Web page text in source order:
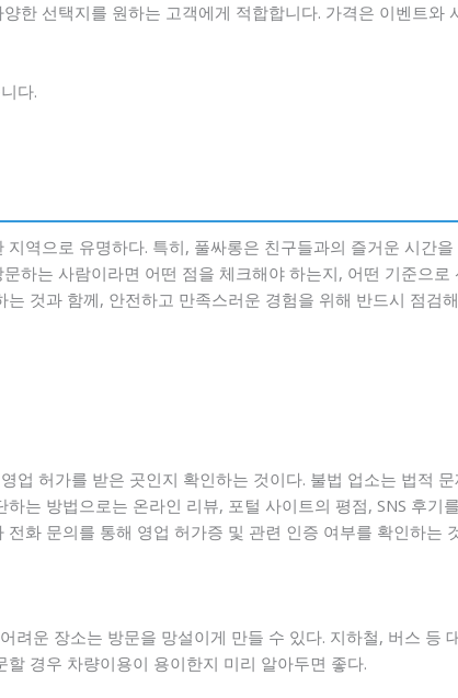
한 선택지를 원하는 고객에게 적합합니다. 가격은 이벤트와
다.
역으로 유명하다. 특히, 풀싸롱은 친구들과의 즐거운 시간
하는 사람이라면 어떤 점을 체크해야 하는지, 어떤 기준으로
것과 함께, 안전하고 만족스러운 경험을 위해 반드시 점검
업 허가를 받은 곳인지 확인하는 것이다. 불법 업소는 법적
는 방법으로는 온라인 리뷰, 포털 사이트의 평점, SNS 후기
화 문의를 통해 영업 허가증 및 관련 인증 여부를 확인하는
려운 장소는 방문을 망설이게 만들 수 있다. 지하철, 버스 등
경우 차량이용이 용이한지 미리 알아두면 좋다.